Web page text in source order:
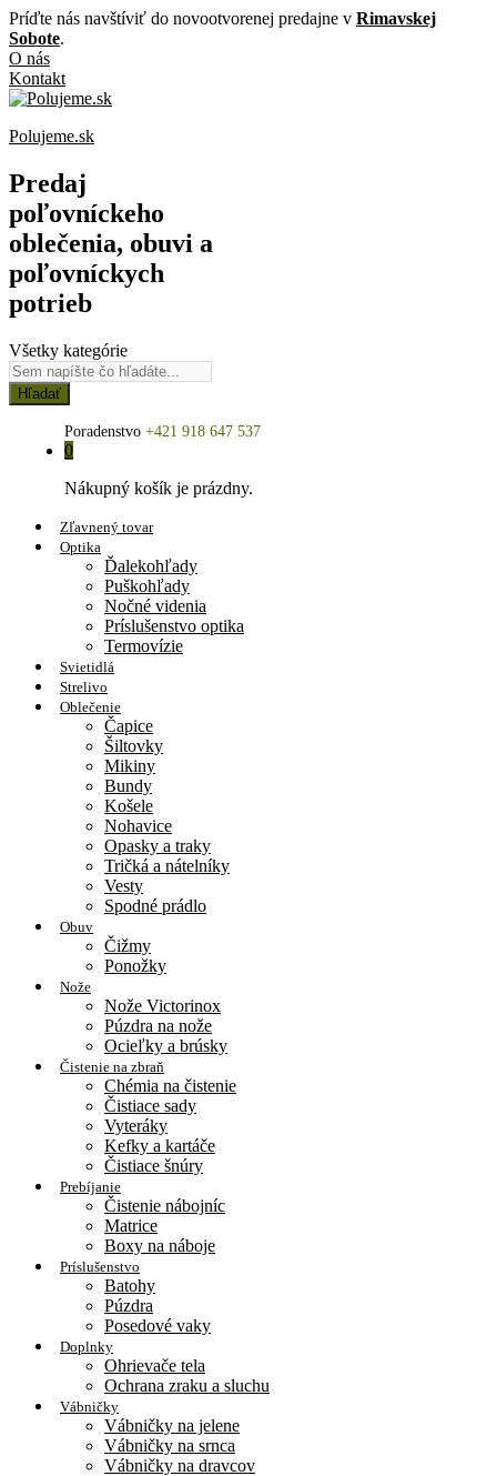
Príďte nás navštíviť do novootvorenej predajne v Rimavskej
Sobote.
O nás
Kontakt
Polujeme.sk
Predaj
poľovníckeho
oblečenia, obuvi a
poľovníckych
potrieb
Všetky kategórie
Hľadať
Poradenstvo +421 918 647 537
0
Nákupný košík je prázdny.
Zľavnený tovar
Optika
Ďalekohľady
Puškohľady
Nočné videnia
Príslušenstvo optika
Termovízie
Svietidlá
Strelivo
Oblečenie
Čapice
Šiltovky
Mikiny
Bundy
Košele
Nohavice
Opasky a traky
Tričká a nátelníky
Vesty
Spodné prádlo
Obuv
Čižmy
Ponožky
Nože
Nože Victorinox
Púzdra na nože
Ocieľky a brúsky
Čistenie na zbraň
Chémia na čistenie
Čistiace sady
Vyteráky
Kefky a kartáče
Čistiace šnúry
Prebíjanie
Čistenie nábojníc
Matrice
Boxy na náboje
Príslušenstvo
Batohy
Púzdra
Posedové vaky
Doplnky
Ohrievače tela
Ochrana zraku a sluchu
Vábničky
Vábničky na jelene
Vábničky na srnca
Vábničky na dravcov